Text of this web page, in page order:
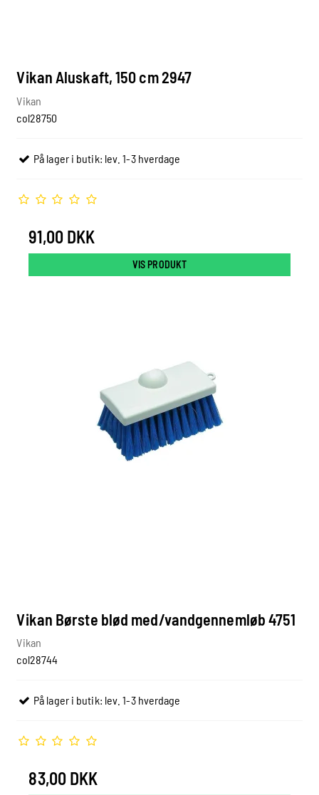
Vikan Aluskaft, 150 cm 2947
Vikan
col28750
På lager i butik: lev. 1-3 hverdage
91,00 DKK
VIS PRODUKT
Vikan Børste blød med/vandgennemløb 4751
Vikan
col28744
På lager i butik: lev. 1-3 hverdage
83,00 DKK